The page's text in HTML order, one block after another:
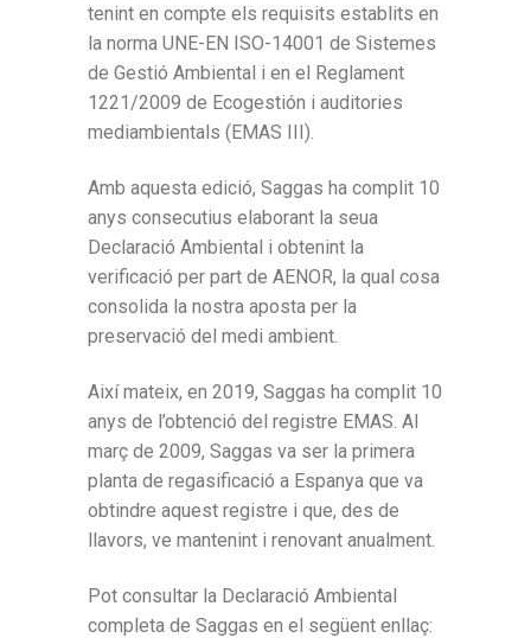
tenint en compte els requisits establits en
la norma UNE-EN ISO-14001 de Sistemes
de Gestió Ambiental i en el Reglament
1221/2009 de Ecogestión i auditories
mediambientals (EMAS III).
Amb aquesta edició, Saggas ha complit 10
anys consecutius elaborant la seua
Declaració Ambiental i obtenint la
verificació per part de AENOR, la qual cosa
consolida la nostra aposta per la
preservació del medi ambient.
Així mateix, en 2019, Saggas ha complit 10
anys de l’obtenció del registre EMAS. Al
març de 2009, Saggas va ser la primera
planta de regasificació a Espanya que va
obtindre aquest registre i que, des de
llavors, ve mantenint i renovant anualment.
Pot consultar la Declaració Ambiental
completa de Saggas en el següent enllaç: